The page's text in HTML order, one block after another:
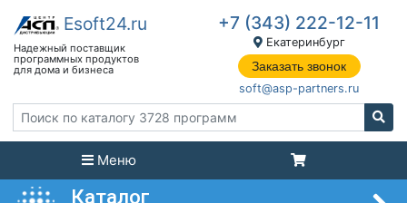
+7 (343) 222-12-11
Екатеринбург
Заказать звонок
soft@asp-partners.ru
Меню
Каталог